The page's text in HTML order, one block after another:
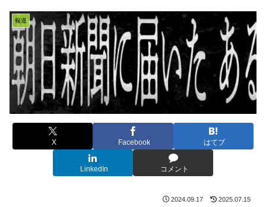
報道
X Facebook はてブ
LinkedIn コメント
2024.09.17 2025.07.15